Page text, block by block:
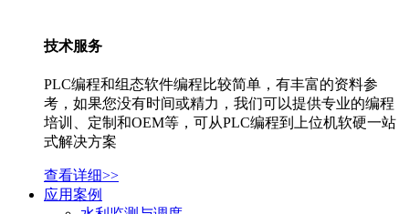
技术服务
PLC编程和组态软件编程比较简单，有丰富的资料参
考，如果您没有时间或精力，我们可以提供专业的编程
培训、定制和OEM等，可从PLC编程到上位机软硬一站
式解决方案
查看详细>>
应用案例